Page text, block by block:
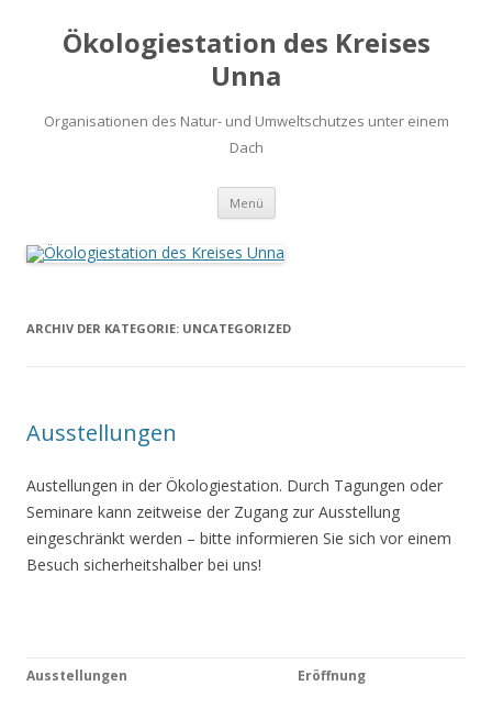
Ökologiestation des Kreises
Unna
Organisationen des Natur- und Umweltschutzes unter einem
Dach
Menü Zum
springen
ARCHIV DER KATEGORIE: UNCATEGORIZED
Ausstellungen
Austellungen in der Ökologiestation. Durch Tagungen oder
Seminare kann zeitweise der Zugang zur Ausstellung
eingeschränkt werden – bitte informieren Sie sich vor einem
Besuch sicherheitshalber bei uns!
Ausstellungen Eröffnung